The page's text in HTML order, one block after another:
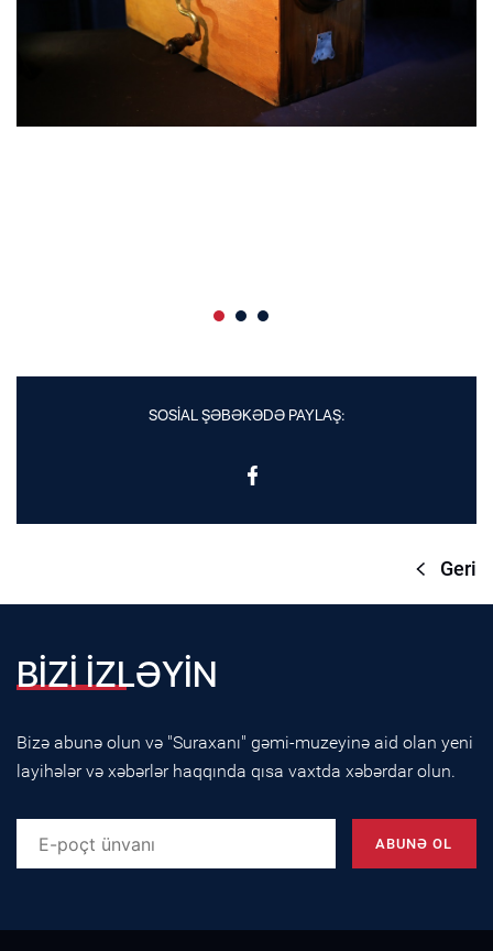
SOSİAL ŞƏBƏKƏDƏ PAYLAŞ:
Geri
BİZİ İZLƏYİN
Bizə abunə olun və "Suraxanı" gəmi-muzeyinə aid olan yeni
layihələr və xəbərlər haqqında qısa vaxtda xəbərdar olun.